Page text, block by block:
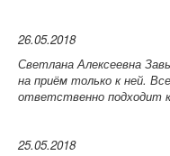
26.05.2018
Светлана Алексеевна
на приём только к ней.
ответственно подходит
25.05.2018